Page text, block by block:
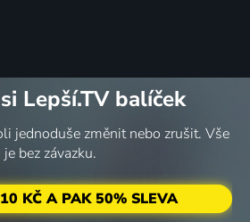
Lepší.TV balíček
jednoduše změnit nebo zrušit. Vše
je bez závazku.
KČ A PAK 50% SLEVA